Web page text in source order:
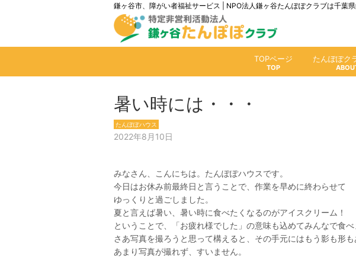
鎌ヶ谷市、障がい者福祉サービス | NPO法人鎌ヶ谷たんぽぽクラブは千葉
TOPページ たんぽぽク
暑い時には・・・
たんぽぽハウス
2022年8月10日
みなさん、こんにちは。たんぽぽハウスです。
今日はお休み前最終日と言うことで、作業を早めに終わらせて
ゆっくりと過ごしました。
夏と言えば暑い、暑い時に食べたくなるのがアイスクリーム！
ということで、「お疲れ様でした」の意味も込めてみんなで食べ
さあ写真を撮ろうと思って構えると、その手元にはもう影も形も
あまり写真が撮れず、すいません。